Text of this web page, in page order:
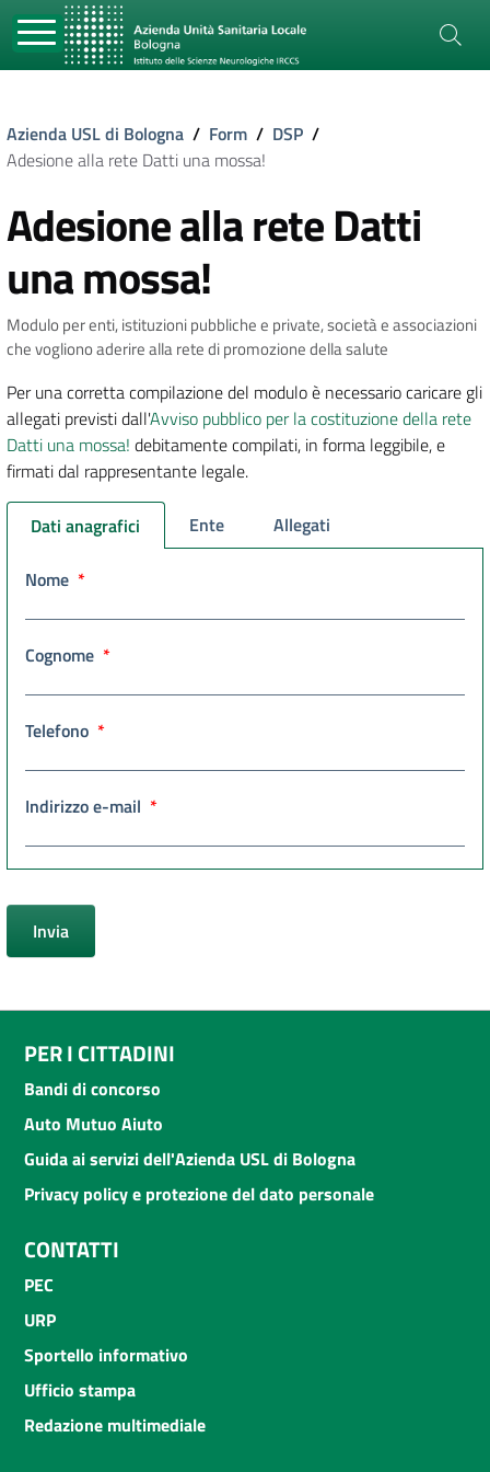
Azienda USL di Bologna / Form / DSP /
Adesione alla rete Datti una mossa!
Adesione alla rete Datti
una mossa!
Modulo per enti, istituzioni pubbliche e private, società e associazioni
che vogliono aderire alla rete di promozione della salute
Per una corretta compilazione del modulo è necessario caricare gli
allegati previsti dall'Avviso pubblico per la costituzione della rete
Datti una mossa! debitamente compilati, in forma leggibile, e
firmati dal rappresentante legale.
Dati anagrafici Ente Allegati
Nome
Cognome
Telefono
Indirizzo e-mail
PER I CITTADINI
Bandi di concorso
Auto Mutuo Aiuto
Guida ai servizi dell'Azienda USL di Bologna
Privacy policy e protezione del dato personale
CONTATTI
PEC
URP
Sportello informativo
Ufficio stampa
Redazione multimediale